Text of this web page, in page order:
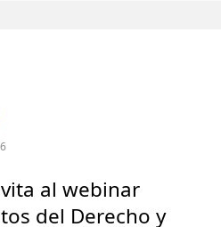
al webinar
del Derecho y